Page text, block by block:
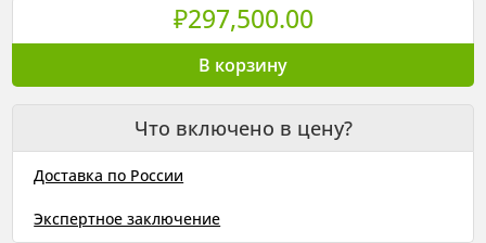
₽297,500.00
товара
типа
середины
века.
В корзину
Что включено в цену?
Доставка по России
Экспертное заключение